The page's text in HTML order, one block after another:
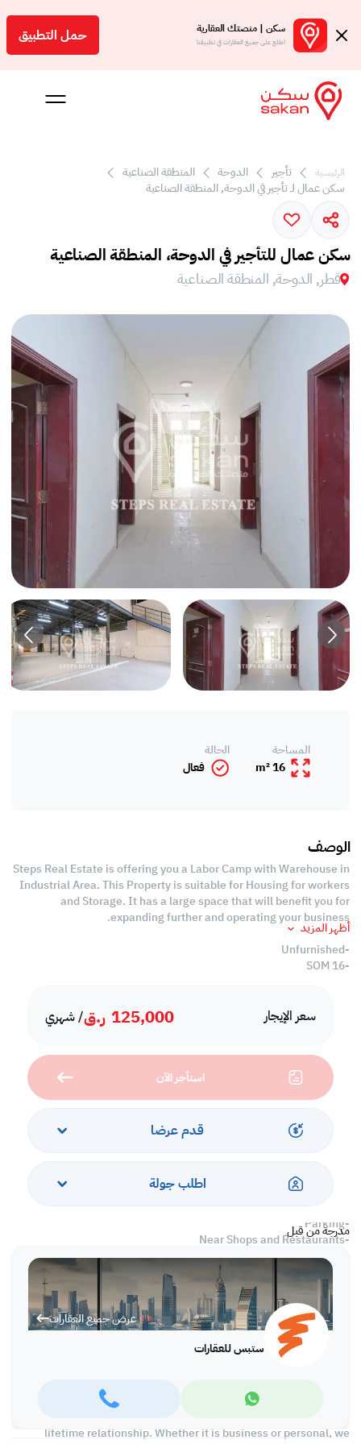
سكن | منصتك العقارية
اطلع على جميع العقارات في تطبيقنا حمل التطبيق
الرئيسية تأجير الدوحة
المنطقة الصناعية
سكن عمال لـ تأجير في الدوحة, المنطقة الصناعية
سكن عمال للتأجير في الدوحة، المنطقة الصناعية
قطر, الدوحة, المنطقة الصناعية
سعر الإيجار 125,000 ر.ق/ شهري
استأجر الآن
قدم عرضا
اطلب جولة
مدرجة من قبل
عرض جميع العقارات
ستبس للعقارات
المساحة
16 m²
الحالة
فعال
الوصف
Steps Real Estate is offering you a Labor Camp with Warehouse in
Industrial Area. This Property is suitable for Housing for workers
and Storage. It has a large space that will benefit you for
expanding further and operating your business.
-Unfurnished
-16 SQM
Warehouse Specifications
Mezzanine: 100
Total Area: 500 SQM
Services and Amenities
-Parking
-Near Shops and Restaurants
Call us to schedule a viewing today!
With Steps Real Estate, finding the right property has never been
experiences and offers. Our team operates with professionalism
and care to deliver you the best properties in the market. We are
lifetime relationship. Whether it is business or personal, we
أظهر المزيد